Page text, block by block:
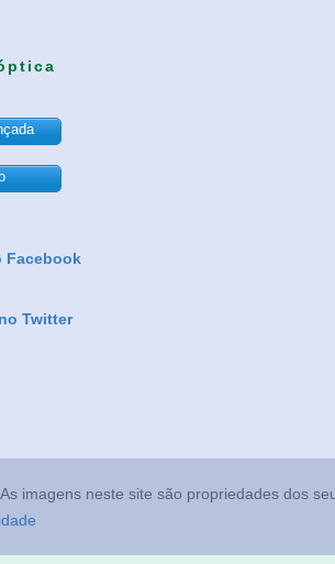
Facebook
Twitter
. As imagens neste site são propriedades dos